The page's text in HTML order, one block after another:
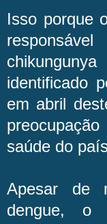
Isso porque
identificado
em abril
saúde do
Apesar de
dengue, o